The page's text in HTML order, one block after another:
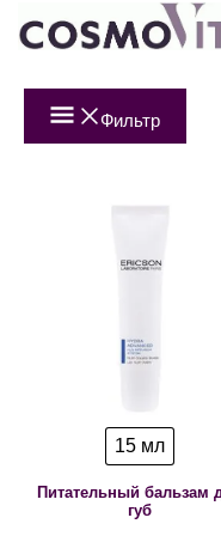
Фильтр
15 мл
Питательный бальзам
губ